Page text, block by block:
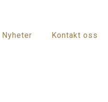
Nyheter Kontakt oss